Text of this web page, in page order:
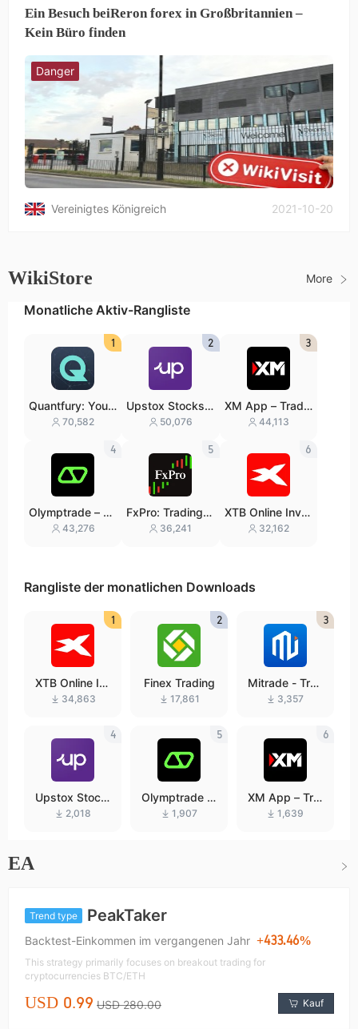
Ein Besuch beiReron forex in Großbritannien –
Kein Büro finden
Danger
Vereinigtes Königreich 2021-10-20
WikiStore More
Monatliche Aktiv-Rangliste
Quantfury: Your
Global Broker
70,582
1
Upstox Stocks I
PO Mutual Fund
50,076
2
XM App – Trade
with confidence
44,113
3
Olymptrade – Tr
ading online
43,276
4
FxPro: Trading &
Investing36,241
5
XTB Online Inve
sting
32,162
6
Rangliste der monatlichen Downloads
XTB Online In
vesting34,863
1
Finex Trading
17,861
2
Mitrade - Tra
de Global Mar
3,357
3
Upstox Stock
s IPO Mutual
2,018
4
Olymptrade –
Trading online
1,907
5
XM App – Tra
de with confid
1,639
6
EA
Trend type PeakTaker
Backtest-Einkommen im vergangenen Jahr +433.46%
This strategy primarily focuses on breakout trading for
cryptocurrencies BTC/ETH
USD 0.99 USD 280.00 Kauf